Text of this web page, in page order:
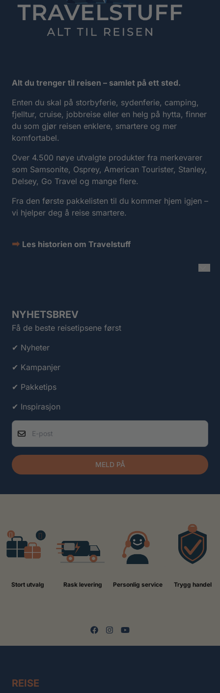
Alt du trenger til reisen – samlet på ett sted.
Enten du skal på storbyferie, sydenferie, camping,
fjelltur, cruise, jobbreise eller en helg på hytta, finner
du som gjør reisen enklere, smartere og mer
komfortabel.
Over 4.500 nøye utvalgte produkter fra merkevarer
som Samsonite, Osprey, American Tourister, Stanley,
Delsey, Go Travel og mange flere.
Fra den første pakkelisten til du kommer hjem igjen –
vi hjelper deg å reise smartere.
➡ Les historien om Travelstuff
NYHETSBREV
Få de beste reisetipsene først
✔ Nyheter
✔ Kampanjer
✔ Pakketips
✔ Inspirasjon
E-post
MELD PÅ
Stort utvalg Rask levering Personlig service Trygg handel
REISE